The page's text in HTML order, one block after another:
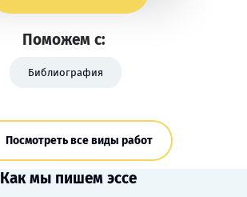
Поможем с:
Библиография
Посмотреть все виды работ
Как мы пишем эссе